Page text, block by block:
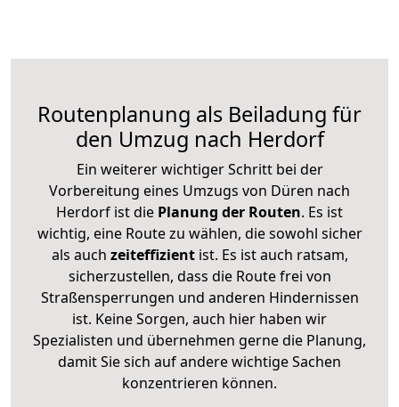
Routenplanung als Beiladung für
den Umzug nach Herdorf
Ein weiterer wichtiger Schritt bei der
Vorbereitung eines Umzugs von Düren nach
Herdorf ist die Planung der Routen. Es ist
wichtig, eine Route zu wählen, die sowohl sicher
als auch zeiteffizientist. Es ist auch ratsam,
sicherzustellen, dass die Route frei von
Straßensperrungen und anderen Hindernissen
ist. Keine Sorgen, auch hier haben wir
Spezialisten und übernehmen gerne die Planung,
damit Sie sich auf andere wichtige Sachen
konzentrieren können.